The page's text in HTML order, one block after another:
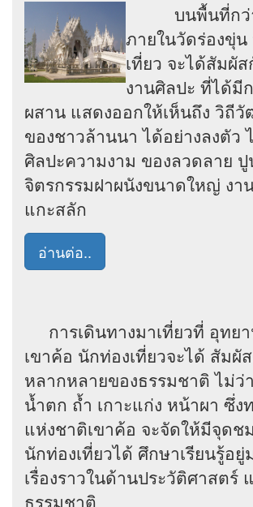
บนพื้นที่กว่า
ภายในวัดร่องขุ่น
เที่ยว จะได้สัมผั
งานศิลปะ ที่ได้มี
ผสาน แสดงออกให้เห็นถึง วิถี
ของชาวล้านนา ได้อย่างลงตัว
ศิลปะความงาม ของลวดลาย
จิตรกรรมฝาผนังขนาดใหญ่ งา
แกะสลัก
อ่านต่อ..
การเดินทางมาเที่ยวที่ อุทย
เขาค้อ นักท่องเที่ยวจะได้ สัมผั
หลากหลายของธรรมชาติ ไม่ว่
น้ำตก ถ้ำ เกาะแก่ง หน้าผา ซึ่ง
แห่งชาติเขาค้อ จะจัดให้มีจุดช
นักท่องเที่ยวได้ ศึกษาเรียนรู้อ
เรื่องราวในด้านประวัติศาสตร์
ธรรมชาติ